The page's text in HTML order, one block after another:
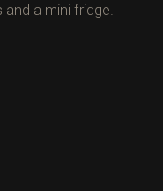
a mini fridge.